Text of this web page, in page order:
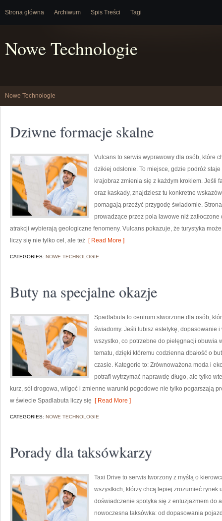
Strona główna Archiwum Spis Treści Tagi
Nowe Technologie
Nowe Technologie
Dziwne formacje skalne
Vulcans to serwis wyprawowy dla osób, które
dzikiej odsłonie. To miejsce, gdzie podróż
krajobraz zmienia się z każdym krokiem. Jeśli
oraz kaskady, znajdziesz tu konkretne
pomagają przeżyć przygodę świadomie.
prowadzące przez pola lawowe niż
atrakcji wybierają geologiczne fenomeny. Vulcans pokazuje, że turystyka
liczy się nie tylko cel, ale też [ Read More ]
CATEGORIES: NOWE TECHNOLOGIE
Buty na specjalne okazje
Spadlabuta to centrum stworzone dla osób,
świadomy. Jeśli lubisz estetykę, dopasowanie
wszystko, co potrzebne do pielęgnacji obuwia
tematu, dzięki któremu codzienna dbałość o
czasie. Kategorie to: Zrównoważona moda i
potrafi wytrzymać naprawdę długo, ale tylko
kurz, sól drogowa, wilgoć i zmienne warunki pogodowe nie tylko pogarszają
w świecie Spadlabuta liczy się [ Read More ]
CATEGORIES: NOWE TECHNOLOGIE
Porady dla taksówkarzy
Taxi Drive to serwis tworzony z myślą o
wszystkich, którzy chcą lepiej zrozumieć rynek
doświadczenie spotyka się z entuzjazmem do
nowoczesna taksówka: od dopasowania